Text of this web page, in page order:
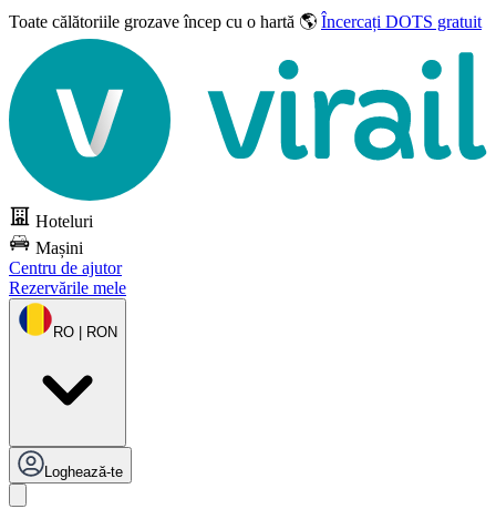
Toate călătoriile grozaveîncep cu o hartă 🌎 Încercați DOTS gratuit
Hoteluri
Mașini
Centru de ajutor
Rezervările mele
RO | RON
Loghează-te